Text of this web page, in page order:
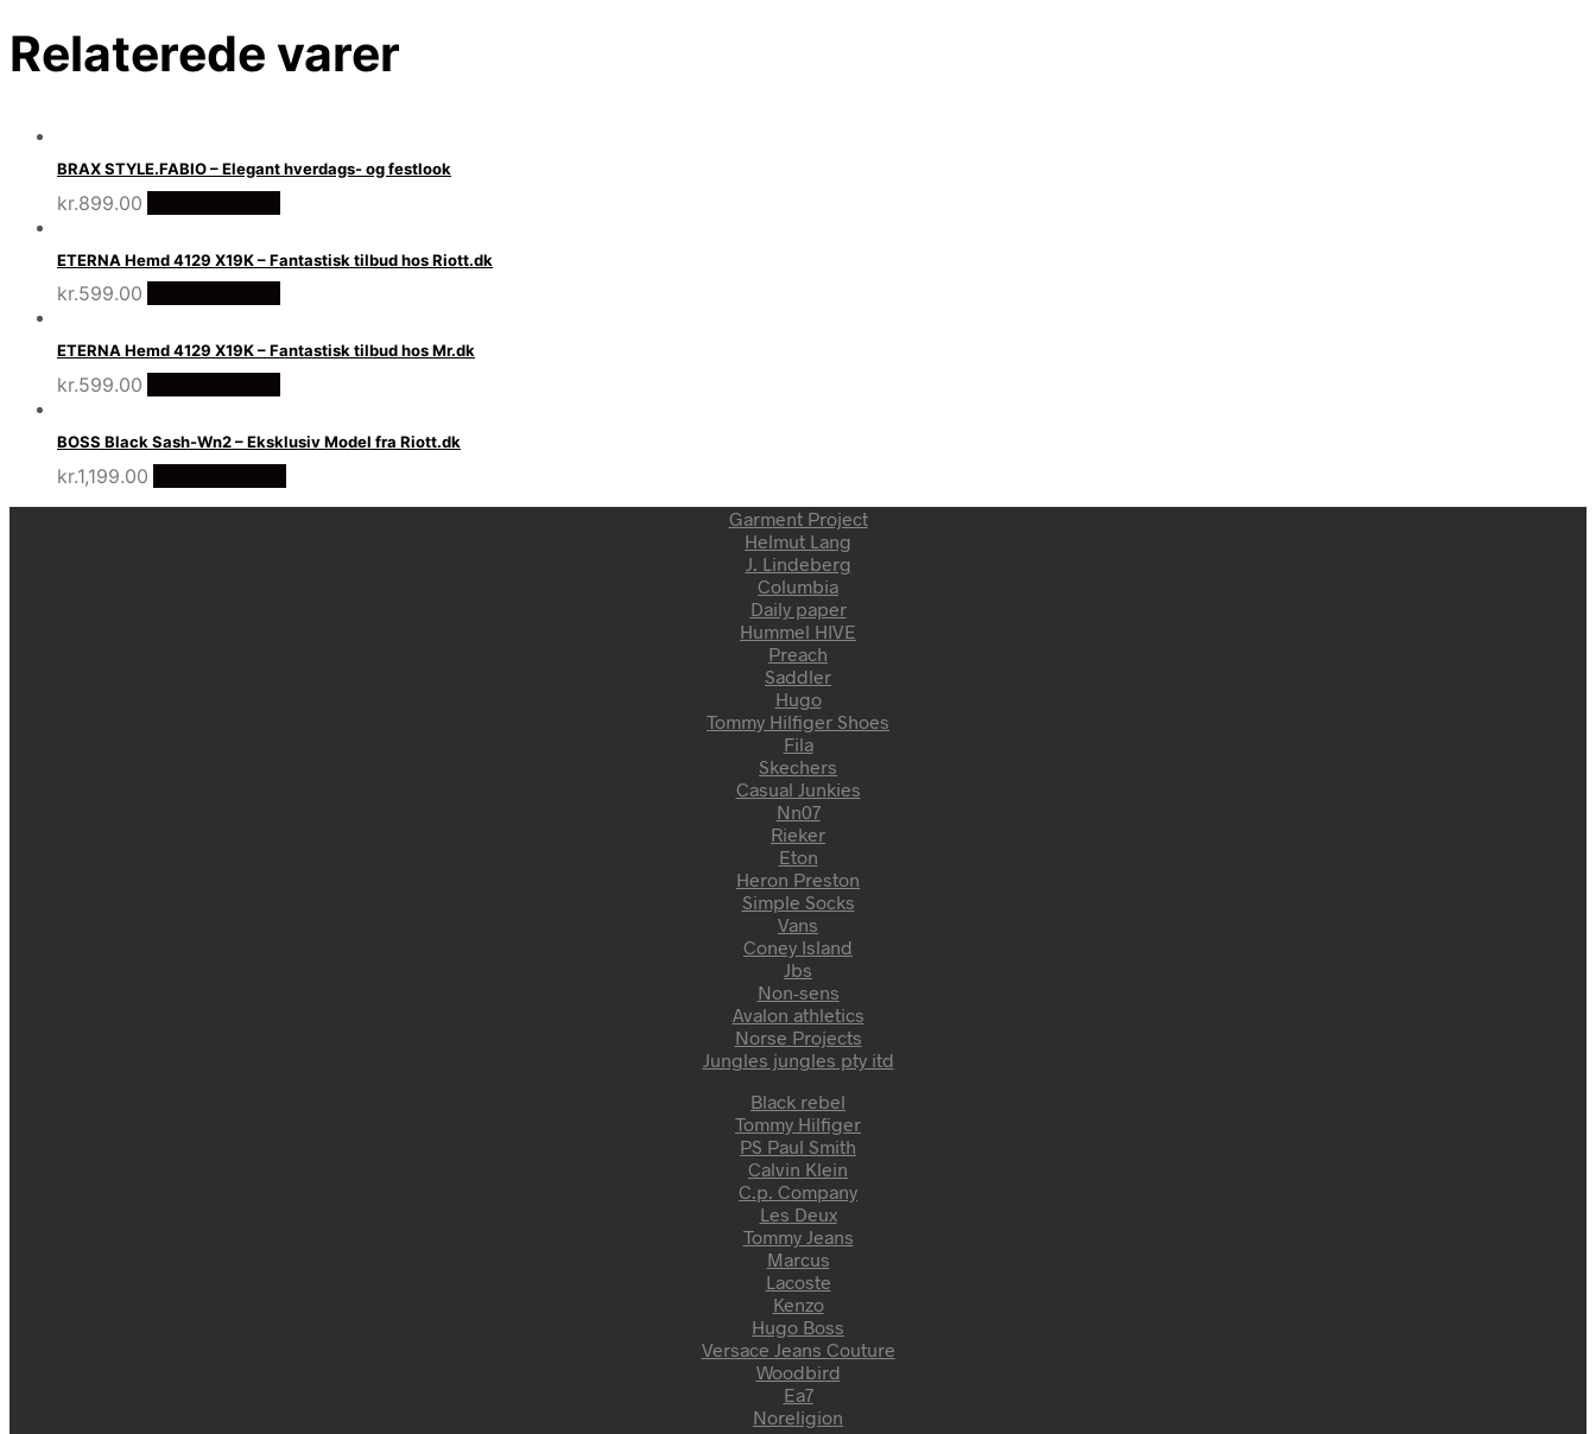
Relaterede varer
BRAX STYLE.FABIO – Elegant hverdags- og festlook
kr.899.00
ETERNA Hemd 4129 X19K – Fantastisk tilbud hos Riott.dk
kr.599.00
ETERNA Hemd 4129 X19K – Fantastisk tilbud hos Mr.dk
kr.599.00
BOSS Black Sash-Wn2 – Eksklusiv Model fra Riott.dk
kr.1,199.00
Garment Project
Helmut Lang
J. Lindeberg
Columbia
Daily paper
Hummel HIVE
Preach
Saddler
Hugo
Tommy Hilfiger Shoes
Fila
Skechers
Casual Junkies
Nn07
Rieker
Eton
Heron Preston
Simple Socks
Vans
Coney Island
Jbs
Non-sens
Avalon athletics
Norse Projects
Jungles jungles pty itd
Black rebel
Tommy Hilfiger
PS Paul Smith
Calvin Klein
C.p. Company
Les Deux
Tommy Jeans
Marcus
Lacoste
Kenzo
Hugo Boss
Versace Jeans Couture
Woodbird
Ea7
Noreligion